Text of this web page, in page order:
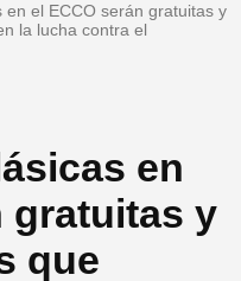
en el ECCO serán gratuitas y
la lucha contra el
en
gratuitas y
que